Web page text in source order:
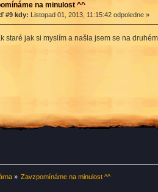
na minulost ^^
#9 kdy: Listopad 01, 2013, 11:15:42 odpoledne »
staré jak si myslím a našla jsem se na
» Zavzpomínáme na minulost ^^